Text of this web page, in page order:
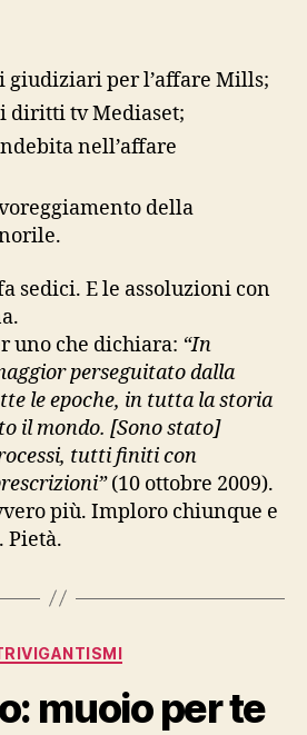
giudiziari per l’affare Mills;
diritti tv Mediaset;
nell’affare
della
sedici. E le assoluzioni con
uno che dichiara: “In
perseguitato dalla
le epoche, in tutta la storia
il mondo. [Sono stato]
tutti finiti con
(10 ottobre 2009).
più. Imploro chiunque e
Pietà.
Categorie
muoio per te